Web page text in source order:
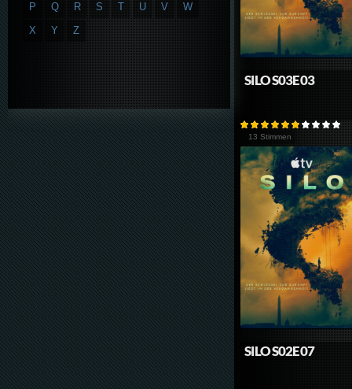
SILO S03E03
13 Stimmen
SILO S02E07
P
Q R S T U V
W
X
Y Z